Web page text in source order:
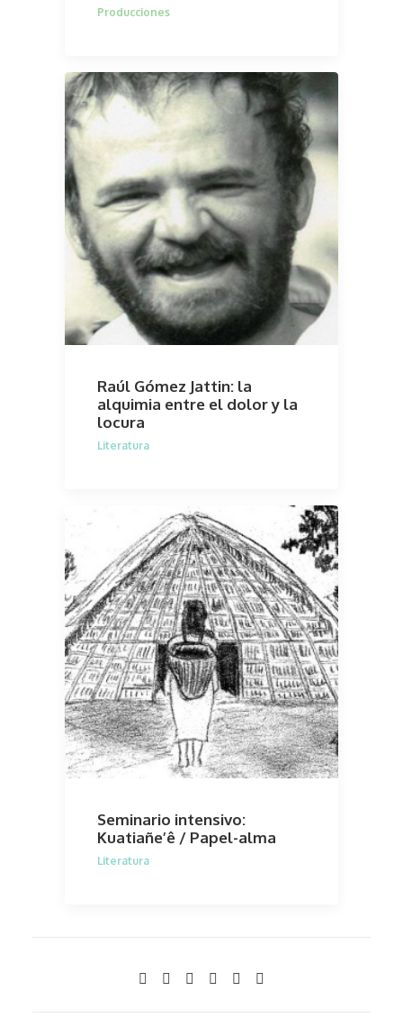
Producciones
Raúl Gómez Jattin: la
alquimia entre el dolor y la
locura
Literatura
Seminario intensivo:
Kuatiañe’ê / Papel-alma
Literatura